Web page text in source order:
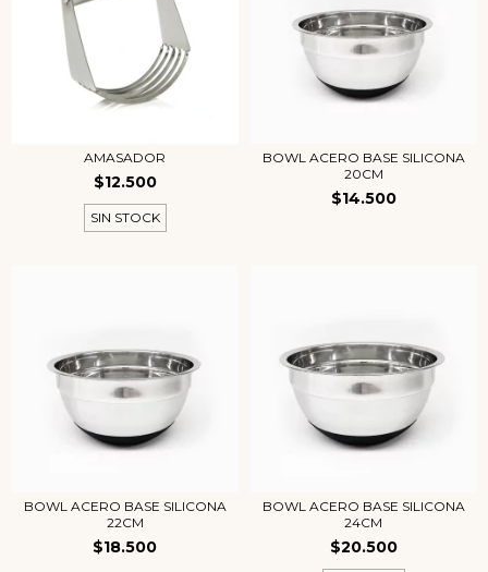
AMASADOR
$12.500
SIN STOCK
BOWL ACERO BASE SILICONA
20CM
$14.500
BOWL ACERO BASE SILICONA
22CM
$18.500
BOWL ACERO BASE SILICONA
24CM
$20.500